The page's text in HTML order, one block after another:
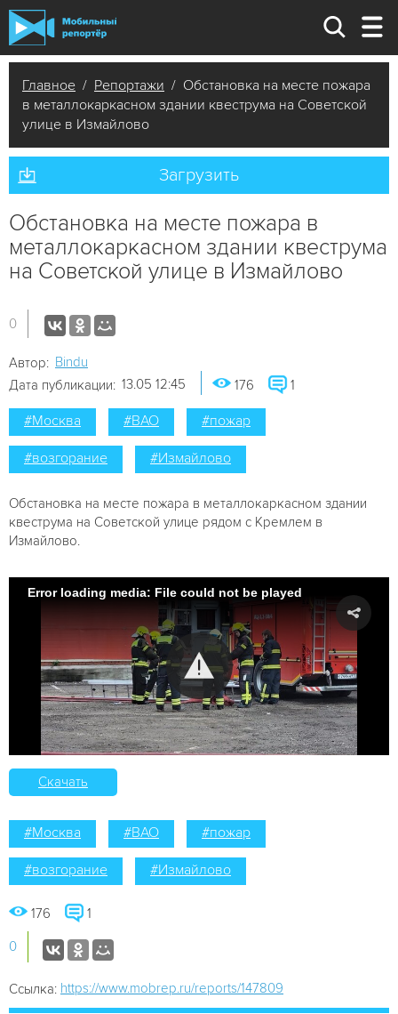
Главное / Репортажи / Обстановка на месте пожара
в металлокаркасном здании квеструма на Советской
улице в Измайлово
Загрузить
Обстановка на месте пожара в
металлокаркасном здании квеструма
на Советской улице в Измайлово
0
Автор: Bindu
Дата публикации: 13.05 12:45 176 1
#Москва #ВАО #пожар
#возгорание #Измайлово
Обстановка на месте пожара в металлокаркасном здании
квеструма на Советской улице рядом с Кремлем в
Измайлово.
Error loading media: File could not be played
Скачать
#Москва #ВАО #пожар
#возгорание #Измайлово
176 1
0
Ссылка: https://www.mobrep.ru/reports/147809